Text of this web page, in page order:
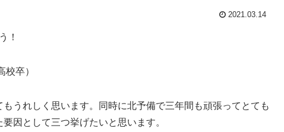
2021.03.14
！
卒）
うれしく思います。同時に北予備で三年間も頑張ってとても
因として三つ挙げたいと思います。